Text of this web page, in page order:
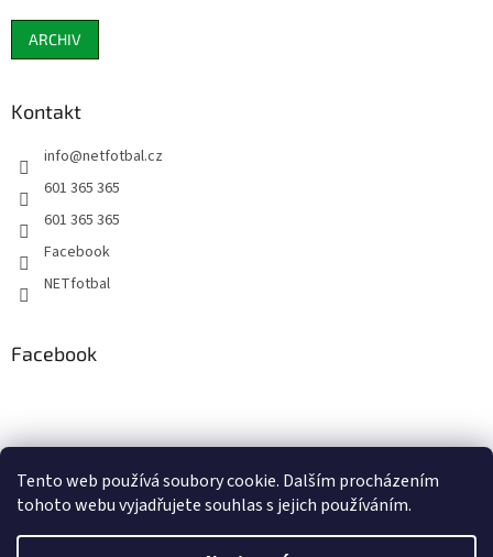
Tento web používá soubory cookie. Dalším procházením
tohoto webu vyjadřujete souhlas s jejich používáním.
ARCHIV
Kontakt
info@netfotbal.cz
601 365 365
601 365 365
Facebook
NETfotbal
Facebook